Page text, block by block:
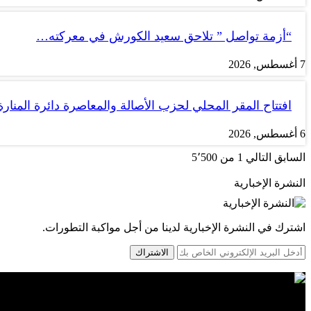
“أزمة تواصل ” تلاحق سعيد الكورش في معركته…
7 أغسطس, 2026
افتتاح المقر المحلي لحزب الأصالة والمعاصرة دائرة
6 أغسطس, 2026
السابق التالي 1 من 5٬500
النشرة الإخبارية
اشترك في النشرة الإخبارية لدينا من أجل مواكبة التطورات.
الاشتراك